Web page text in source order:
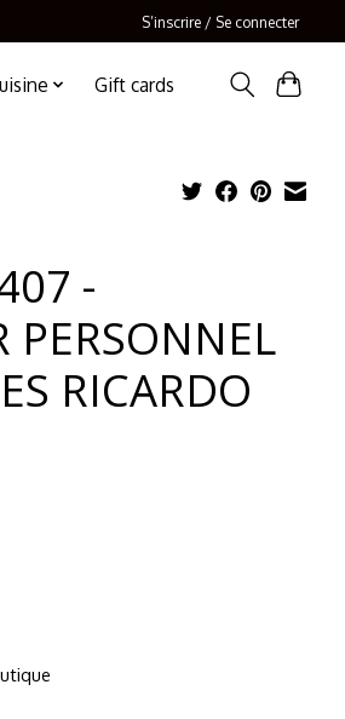
S’inscrire / Se connecter
Gift cards
-
PERSONNEL
RICARDO